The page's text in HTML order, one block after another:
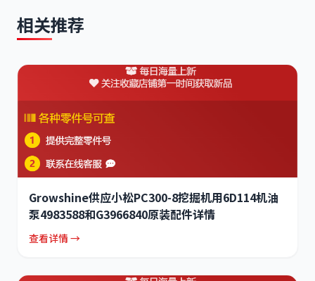
相关推荐
Growshine供应小松PC300-8挖掘机用6D114机油
泵4983588和G3966840原装配件详情
查看详情 →